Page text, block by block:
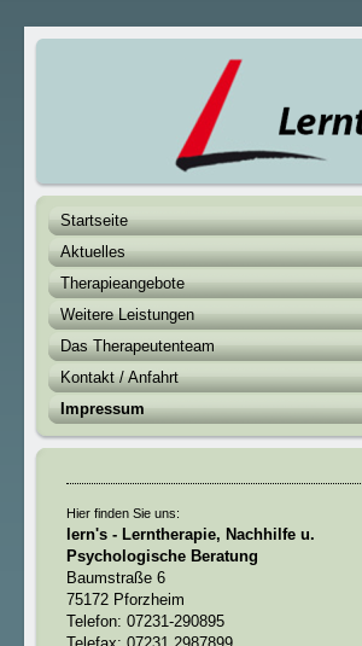
Startseite
Aktuelles
Therapieangebote
Weitere Leistungen
Das Therapeutenteam
Kontakt / Anfahrt
Impressum
Hier finden Sie uns:
lern's - Lerntherapie, Nachhilfe u.
Psychologische Beratung
Baumstraße 6
75172 Pforzheim
Telefon: 07231-290895